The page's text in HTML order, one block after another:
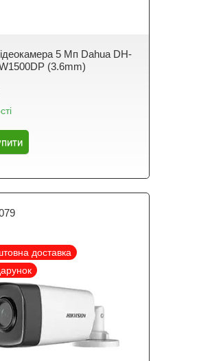
5 Мп Dahua DH-
(3.6mm)
доставка